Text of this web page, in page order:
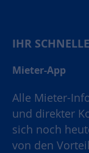
IHR
Mieter-App
Alle Mieter-
und direkter
sich noch
von den